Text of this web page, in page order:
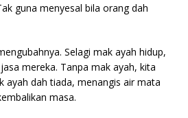
guna menyesal bila orang dah
Selagi mak ayah hidup,
mereka. Tanpa mak ayah, kita
ayah dah tiada, menangis air mata
masa.